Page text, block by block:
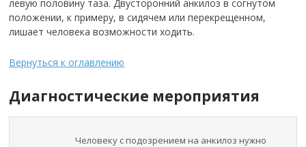
левую половину таза. Двусторонний анкилоз в согнутом
положении, к примеру, в сидячем или перекрещенном,
лишает человека возможности ходить.
Вернуться к оглавлению
Диагностические мероприятия
Человеку с подозрением на анкилоз нужно